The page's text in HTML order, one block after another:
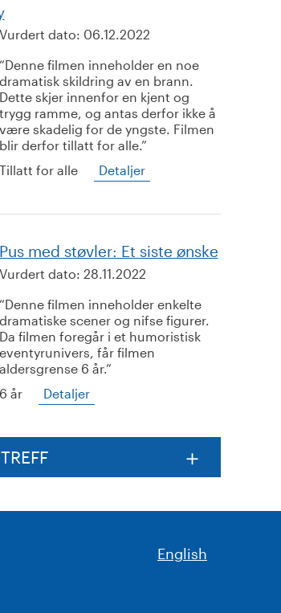
Vurdert dato: 06.12.2022
Denne filmen inneholder en noe
dramatisk skildring av en brann.
Dette skjer innenfor en kjent og
trygg ramme, og antas derfor ikke å
være skadelig for de yngste. Filmen
blir derfor tillatt for alle.
Tillatt for alle
Detaljer
Pus med støvler: Et siste ønske
Vurdert dato: 28.11.2022
Denne filmen inneholder enkelte
dramatiske scener og nifse figurer.
Da filmen foregår i et humoristisk
eventyrunivers, får filmen
aldersgrense 6 år.
6 år
Detaljer
English